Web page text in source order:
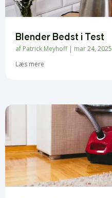
Blender Bedst i Test
af Patrick Meyhoff| mar 24, 2025
Læs mere